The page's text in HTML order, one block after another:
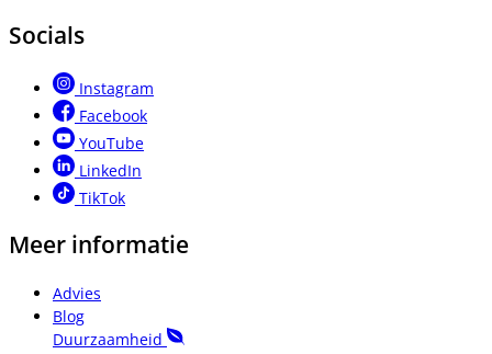
Socials
Instagram
Facebook
YouTube
LinkedIn
TikTok
Meer informatie
Advies
Blog
Duurzaamheid